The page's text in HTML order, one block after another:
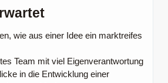
wie aus einer Idee ein marktreifes
Team mit viel Eigenverantwortung
in die Entwicklung einer